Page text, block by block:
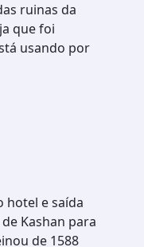
ruinas da
que foi
usando por
hotel e saída
Kashan para
de 1588